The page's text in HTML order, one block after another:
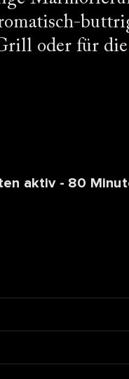
oder für
aktiv - 80